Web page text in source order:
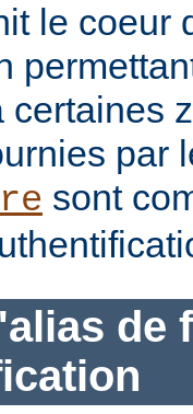
le coeur
certaines
par
sont
de